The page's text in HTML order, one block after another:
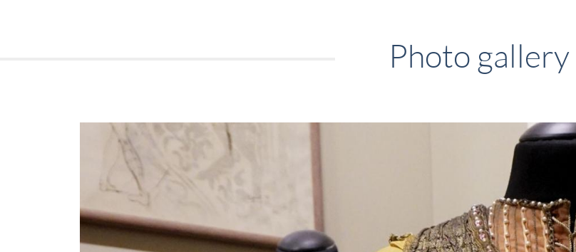
Photo gallery